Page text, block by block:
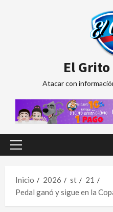
El
Atacar con
Menú
Inicio
2026 st
21
Pedal ganó y sigue en la